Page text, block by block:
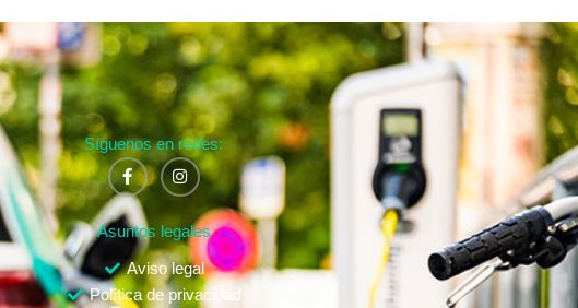
Síguenos en redes:
Asuntos legales
Aviso legal
Política de privacidad